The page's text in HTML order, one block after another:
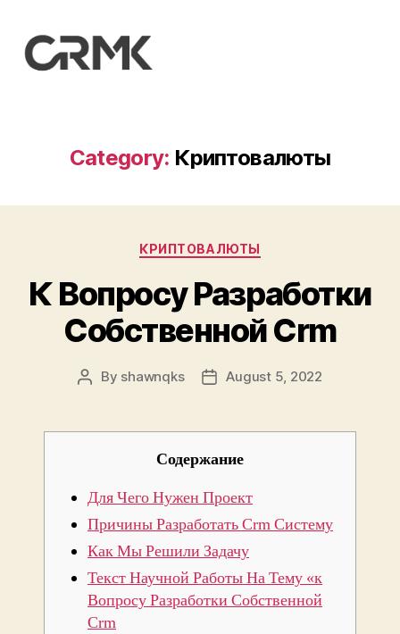
Category: Криптовалюты
Categories
КРИПТОВАЛЮТЫ
К Вопросу Разработки
Собственной Crm
Post
By shawnqks
PostAugust 5, 2022
Содержание
Для Чего Нужен Проект
Причины Разработать Crm Систему
Как Мы Решили Задачу
Текст Научной Работы На Тему «к
Вопросу Разработки Собственной
Crm